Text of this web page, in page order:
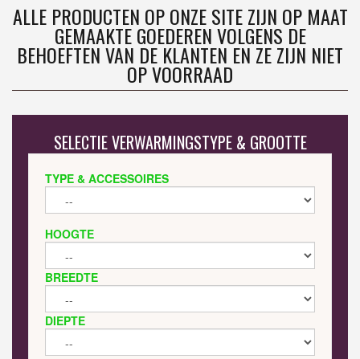
ALLE PRODUCTEN OP ONZE SITE ZIJN OP MAAT
GEMAAKTE GOEDEREN VOLGENS DE
BEHOEFTEN VAN DE KLANTEN EN ZE ZIJN NIET
OP VOORRAAD
SELECTIE VERWARMINGSTYPE & GROOTTE
TYPE & ACCESSOIRES
HOOGTE
BREEDTE
DIEPTE